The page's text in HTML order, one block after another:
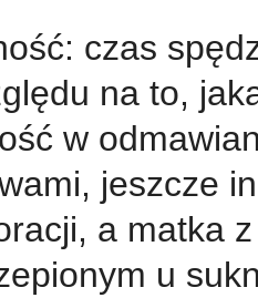
czas
na to,
w
jeszcze
a matka
u